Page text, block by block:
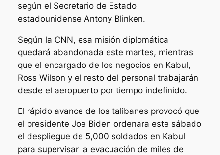
según el Secretario de Estado
estadounidense Antony Blinken.
Según la CNN, esa misión diplomática
quedará abandonada este martes, mientras
que el encargado de los negocios en Kabul,
Ross Wilson y el resto del personal trabajarán
desde el aeropuerto por tiempo indefinido.
El rápido avance de los talibanes provocó que
el presidente Joe Biden ordenara este sábado
el despliegue de 5,000 soldados en Kabul
para supervisar la evacuación de miles de